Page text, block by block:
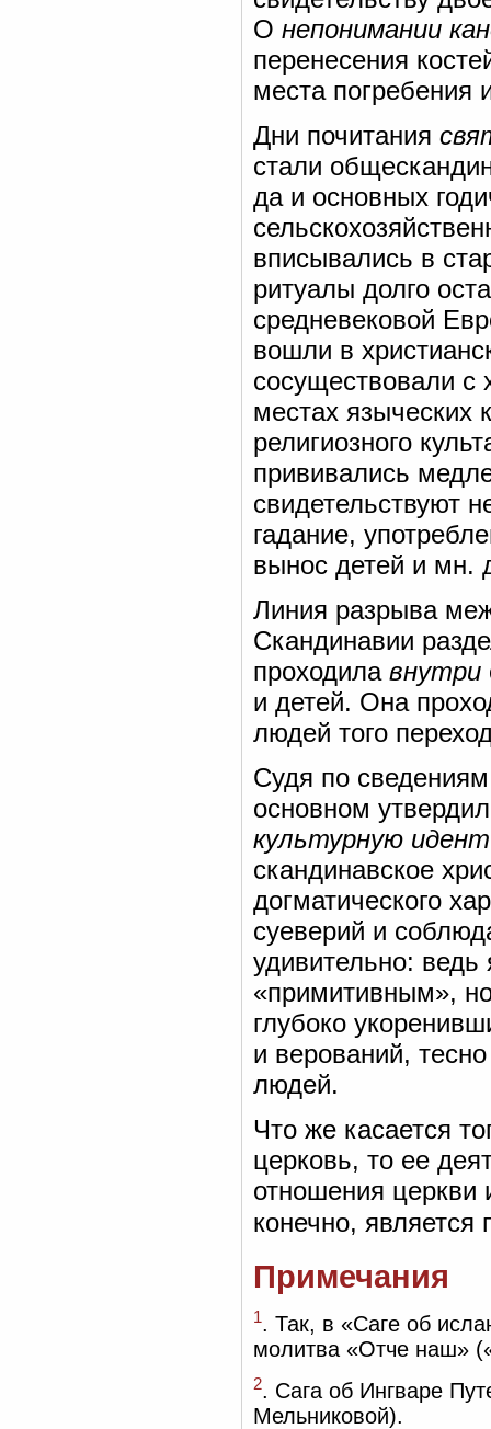
О непонимании
перенесения
места погребения
Дни почитания
стали
да и основных
вписывались в
ритуалы долго
средневековой
вошли в
сосуществовали с
местах
религиозного
прививались
свидетельствуют
гадание,
вынос детей и мн.
Линия разрыва
Скандинавии
проходила внутри
и детей. Она
людей того
Судя по сведениям
основном
культурную
скандинавское
догматического
суеверий и
удивительно:
«примитивным»,
глубоко
и верований,
людей.
Что же касается
церковь, то ее
отношения
конечно,
Примечания
1. Так, в «Саге об
молитва «Отче наш»
2. Сага об Ингваре
Мельниковой).